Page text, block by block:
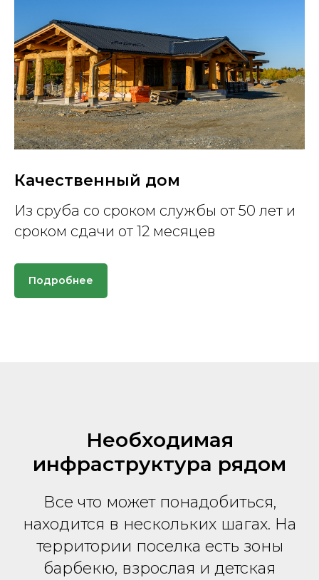
Качественный дом
Из сруба со сроком службы от 50 лет и
сроком сдачи от 12 месяцев
Подробнее
Необходимая
инфраструктура рядом
Все что может понадобиться,
находится в нескольких шагах. На
территории поселка есть зоны
барбекю, взрослая и детская